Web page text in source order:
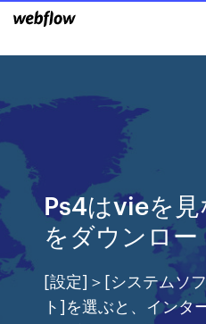
Ps4はvieを
をダウンロ
[設定]＞[システムソ
ト]を選ぶと、インタ